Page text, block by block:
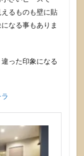
るものも壁に貼
なる事もありま
った印象になる